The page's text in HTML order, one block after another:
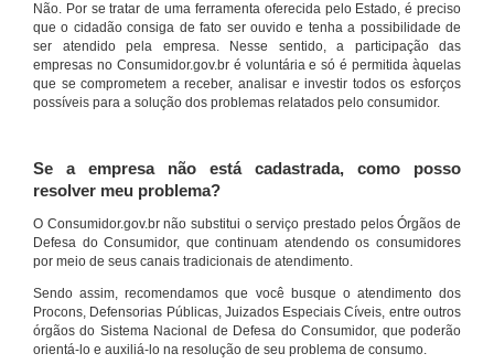
Não. Por se tratar de uma ferramenta oferecida pelo Estado, é preciso
que o cidadão consiga de fato ser ouvido e tenha a possibilidade de
ser atendido pela empresa. Nesse sentido, a participação das
empresas no Consumidor.gov.br é voluntária e só é permitida àquelas
que se comprometem a receber, analisar e investir todos os esforços
possíveis para a solução dos problemas relatados pelo consumidor.
Se a empresa não está cadastrada, como posso
resolver meu problema?
O Consumidor.gov.br não substitui o serviço prestado pelos Órgãos de
Defesa do Consumidor, que continuam atendendo os consumidores
por meio de seus canais tradicionais de atendimento.
Sendo assim, recomendamos que você busque o atendimento dos
Procons, Defensorias Públicas, Juizados Especiais Cíveis, entre outros
órgãos do Sistema Nacional de Defesa do Consumidor, que poderão
orientá-lo e auxiliá-lo na resolução de seu problema de consumo.